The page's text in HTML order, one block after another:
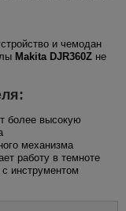
и чемодан
Makita DJR360Z не
более высокую
механизма
работу в темноте
инструментом